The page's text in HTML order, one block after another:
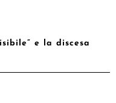
e la discesa